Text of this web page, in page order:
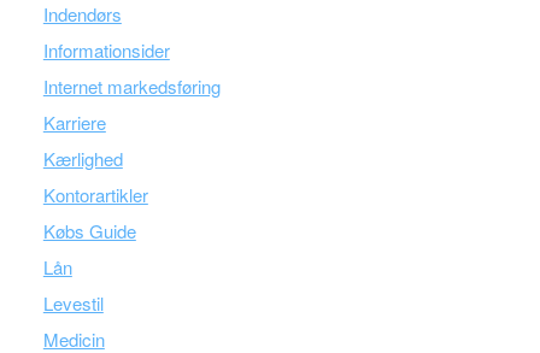
Indendørs
Informationsider
Internet markedsføring
Karriere
Kærlighed
Kontorartikler
Købs Guide
Lån
Levestil
Medicin